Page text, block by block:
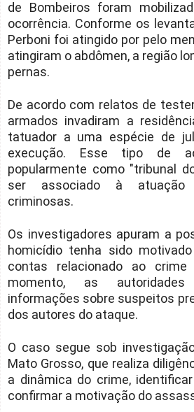
de Bombeiros foram
ocorrência. Conforme os
Perboni foi atingido por pelo
atingiram o abdômen, a região
pernas.
De acordo com relatos de
armados invadiram a
tatuador a uma espécie de
execução. Esse tipo de
popularmente como "tribunal
ser associado à atuação
criminosas.
Os investigadores apuram a
homicídio tenha sido
contas relacionado ao
momento, as
informações sobre suspeitos
dos autores do ataque.
O caso segue sob
Mato Grosso, que realiza
a dinâmica do crime,
confirmar a motivação do